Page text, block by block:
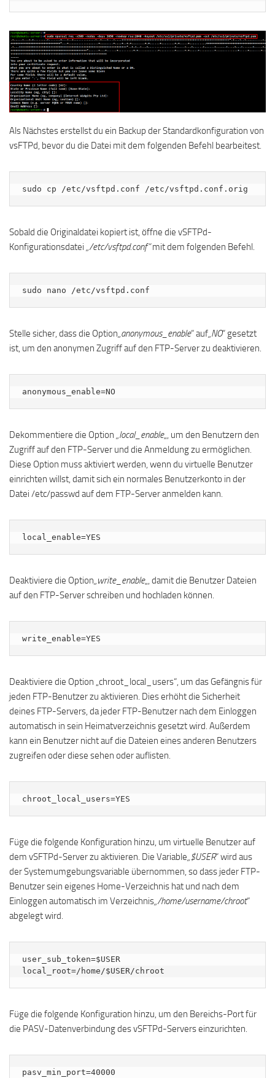
Als Nächstes erstellst du ein Backup der Standardkonfiguration von
vsFTPd, bevor du die Datei mit dem folgenden Befehl bearbeitest.
sudo cp /etc/vsftpd.conf /etc/vsftpd.conf.orig
Sobald die Originaldatei kopiert ist, öffne die vSFTPd-
Konfigurationsdatei „/etc/vsftpd.conf“mit dem folgenden Befehl.
sudo nano /etc/vsftpd.conf
Stelle sicher, dass die Option„anonymous_enable“ auf„NO“ gesetzt
ist, um den anonymen Zugriff auf den FTP-Server zu deaktivieren.
anonymous_enable=NO
Dekommentiere die Option „local_enable„, um den Benutzern den
Zugriff auf den FTP-Server und die Anmeldung zu ermöglichen.
Diese Option muss aktiviert werden, wenn du virtuelle Benutzer
einrichten willst, damit sich ein normales Benutzerkonto in der
Datei /etc/passwd auf dem FTP-Server anmelden kann.
local_enable=YES
Deaktiviere die Option„write_enable„, damit die Benutzer Dateien
auf den FTP-Server schreiben und hochladen können.
write_enable=YES
Deaktiviere die Option „chroot_local_users“, um das Gefängnis für
jeden FTP-Benutzer zu aktivieren. Dies erhöht die Sicherheit
deines FTP-Servers, da jeder FTP-Benutzer nach dem Einloggen
automatisch in sein Heimatverzeichnis gesetzt wird. Außerdem
kann ein Benutzer nicht auf die Dateien eines anderen Benutzers
zugreifen oder diese sehen oder auflisten.
chroot_local_users=YES
Füge die folgende Konfiguration hinzu, um virtuelle Benutzer auf
dem vSFTPd-Server zu aktivieren. Die Variable„$USER“ wird aus
der Systemumgebungsvariable übernommen, so dass jeder FTP-
Benutzer sein eigenes Home-Verzeichnis hat und nach dem
Einloggen automatisch im Verzeichnis„/home/username/chroot“
abgelegt wird.
user_sub_token=$USER
local_root=/home/$USER/chroot
Füge die folgende Konfiguration hinzu, um den Bereichs-Port für
die PASV-Datenverbindung des vSFTPd-Servers einzurichten.
pasv_min_port=40000